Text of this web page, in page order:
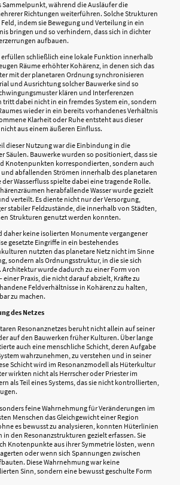
Sammelpunkt, während die Ausläufer die
Richtungen weiterführen. Solche Strukturen
indem sie Bewegung und Verteilung in ein
bringen und so verhindern, dass sich in dichter
aufbauen.
schließlich eine lokale Funktion innerhalb
Räume erhöhter Kohärenz, in denen sich das
mit der planetaren Ordnung synchronisieren
und Ausrichtung solcher Bauwerke sind so
klären und Interferenzen
tritt dabei nicht in ein fremdes System ein, sondern
wieder in ein bereits vorhandenes Verhältnis
Klarheit oder Ruhe entsteht aus dieser
aus einem äußeren Einfluss.
dieser Nutzung war die Einbindung in die
Säulen. Bauwerke wurden so positioniert, dass sie
Knotenpunkten korrespondierten, sondern auch
abfallenden Strömen innerhalb des planetaren
Wasserfluss spielte dabei eine tragende Rolle.
herabfallende Wasser wurde gezielt
verteilt. Es diente nicht nur der Versorgung,
stabiler Feldzustände, die innerhalb von Städten,
Strukturen genutzt werden konnten.
daher keine isolierten Monumente vergangener
gesetzte Eingriffe in ein bestehendes
nutzten das planetare Netz nicht im Sinne
sondern als Ordnungsstruktur, in die sie sich
wurde dadurch zu einer Form von
einer Praxis, die nicht darauf abzielt, Kräfte zu
Feldverhältnisse in Kohärenz zu halten,
zu machen.
des Netzes
Resonanznetzes beruht nicht allein auf seiner
auf den Bauwerken früher Kulturen. Über lange
auch eine menschliche Schicht, deren Aufgabe
wahrzunehmen, zu verstehen und in seiner
Schicht wird im Resonanzmodell als Hüterkultur
wirkten nicht als Herrscher oder Priester im
als Teil eines Systems, das sie nicht kontrollierten,
feine Wahrnehmung für Veränderungen im
Menschen das Gleichgewicht einer Region
es bewusst zu analysieren, konnten Hüterlinien
in den Resonanzstrukturen gezielt erfassen. Sie
Knotenpunkte aus ihrer Symmetrie lösten, wenn
oder wenn sich Spannungen zwischen
Diese Wahrnehmung war keine
Sinn, sondern eine bewusst geschulte Form